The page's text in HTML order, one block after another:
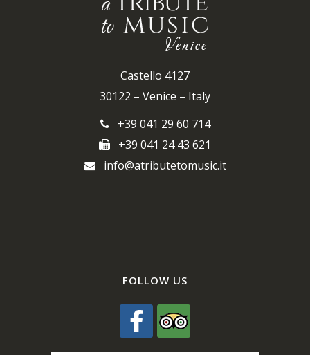
Castello 4127
30122 – Venice – Italy
+39 041 29 60 714
+39 041 24 43 621
info@atributetomusic.it
FOLLOW US